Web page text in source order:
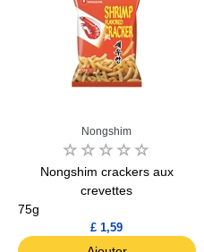
Nongshim
Nongshim crackers aux
crevettes
75g
£ 1,59